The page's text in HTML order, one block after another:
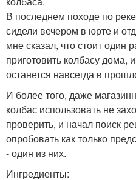
В последнем походе по
сидели вечером в юрте и
мне сказал, что стоит один
приготовить колбасу дома,
останется навсегда в
И более того, даже
колбас использовать не
проверить, и начал поиск
опробовать как только
- один из них.
Ингредиенты: